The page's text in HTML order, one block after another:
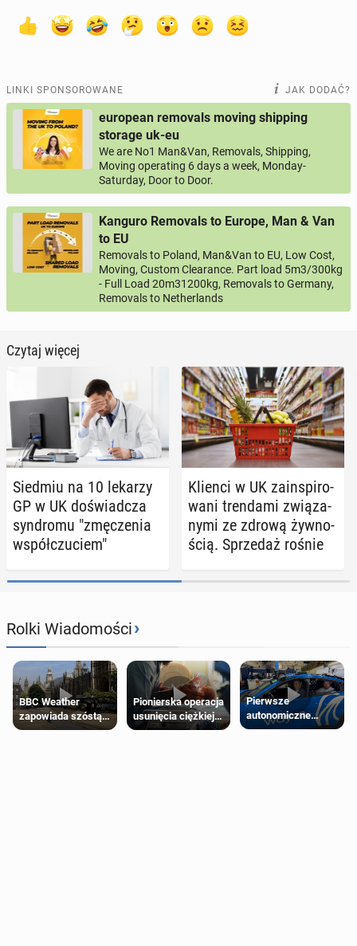
LINKI SPONSOROWANE JAK DODAĆ?
european removals moving shipping
storage uk-eu
We are No1 Man&Van, Removals, Shipping,
Moving operating 6 days a week, Monday-
Saturday, Door to Door.
Kanguro Removals to Europe, Man & Van
to EU
Removals to Poland, Man&Van to EU, Low Cost,
Moving, Custom Clearance. Part load 5m3/300kg
- Full Load 20m31200kg, Removals to Germany,
Removals to Netherlands
Czytaj więcej
Siedmiu na 10 lekarzy
GP w UK do­świad­cza
syn­dro­mu "zmę­cze­nia
współ­czu­ciem"
Klienci w UK za­in­spi­ro­
wa­ni tren­da­mi zwią­za­
ny­mi ze zdrową żyw­no­
ścią. Sprze­daż rośnie
Rolki Wiadomości›
BBC Weather
zapowiada szóstą
falę upałów w
Pionierska operacja
usunięcia ciężkiej
wady wrodzonej
Pierwsze
autonomiczne
Ubery pojawią się